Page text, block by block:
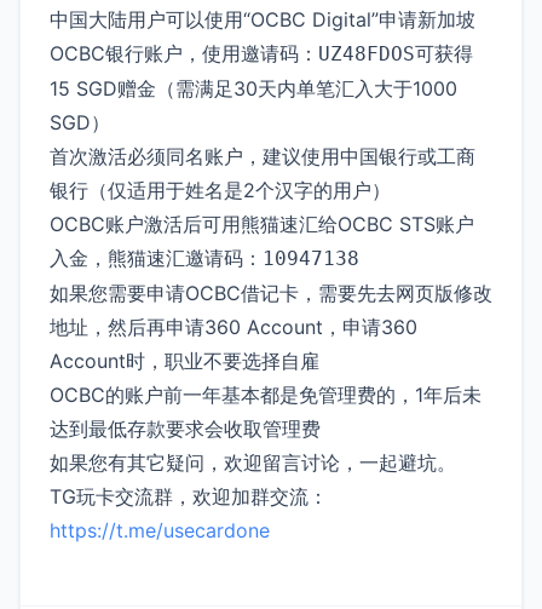
中国大陆用户可以使用“OCBC Digital”申请新加坡
OCBC银行账户，使用邀请码： UZ48FDOS可获得
15 SGD赠金（需满足30天内单笔汇入大于1000
SGD）
首次激活必须同名账户，建议使用中国银行或工商
银行（仅适用于姓名是2个汉字的用户）
OCBC账户激活后可用熊猫速汇给OCBC STS账户
入金，熊猫速汇邀请码： 10947138
如果您需要申请OCBC借记卡，需要先去网页版修改
地址，然后再申请360 Account，申请360
Account时，职业不要选择自雇
OCBC的账户前一年基本都是免管理费的，1年后未
达到最低存款要求会收取管理费
如果您有其它疑问，欢迎留言讨论，一起避坑。
TG玩卡交流群，欢迎加群交流：
https://t.me/usecardone